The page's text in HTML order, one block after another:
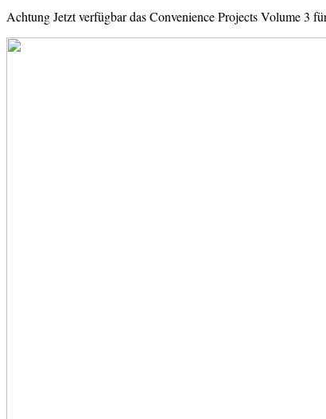
Achtung Jetzt verfügbar das Convenience Projects Volume